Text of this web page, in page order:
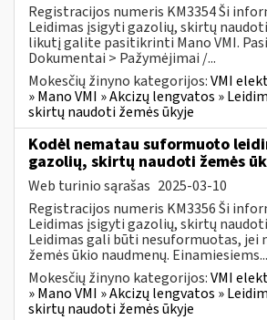
Registracijos numeris KM3354 Ši
Leidimas įsigyti gazolių, skirtų
likutį galite pasitikrinti Mano VMI.
Dokumentai > Pažymėjimai /...
Mokesčių žinyno kategorijos:VMI
» Mano VMI » Akcizų lengvatos »
skirtų naudoti žemės ūkyje
Kodėl nematau suformuoto
gazolių, skirtų naudoti žemės
Web turinio sąrašas 2025-03-10
Registracijos numeris KM3356 Ši
Leidimas įsigyti gazolių, skirtų
Leidimas gali būti nesuformuotas, jei
žemės ūkio naudmenų. Einamiesiems...
Mokesčių žinyno kategorijos:VMI
» Mano VMI » Akcizų lengvatos »
skirtų naudoti žemės ūkyje